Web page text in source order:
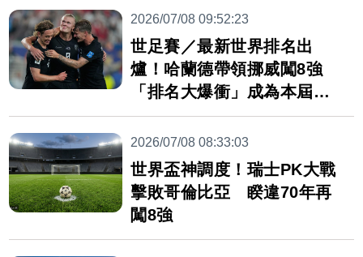
2026/07/08 09:52:23
世足賽／最新世界排名出
爐！哈蘭德帶領挪威闖8強
「排名大爆衝」成為本屆大
黑馬
2026/07/08 08:33:03
世界盃神調度！瑞士PK大戰
擊敗哥倫比亞 睽違70年再
闖8強